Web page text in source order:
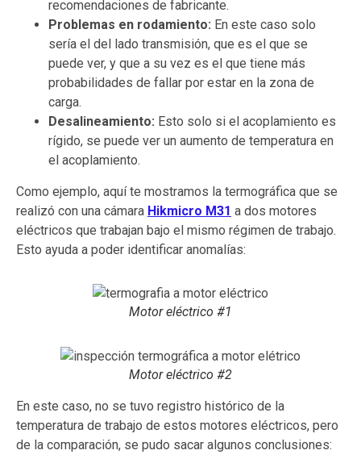
recomendaciones de fabricante.
Problemas en rodamiento: En este caso solo
sería el del lado transmisión, que es el que se
puede ver, y que a su vez es el que tiene más
probabilidades de fallar por estar en la zona de
carga.
Desalineamiento: Esto solo si el acoplamiento es
rígido, se puede ver un aumento de temperatura en
el acoplamiento.
Como ejemplo, aquí te mostramos la termográfica que se
realizó con una cámara Hikmicro M31 a dos motores
eléctricos que trabajan bajo el mismo régimen de trabajo.
Esto ayuda a poder identificar anomalías:
Motor eléctrico #1
Motor eléctrico #2
En este caso, no se tuvo registro histórico de la
temperatura de trabajo de estos motores eléctricos, pero
de la comparación, se pudo sacar algunos conclusiones: